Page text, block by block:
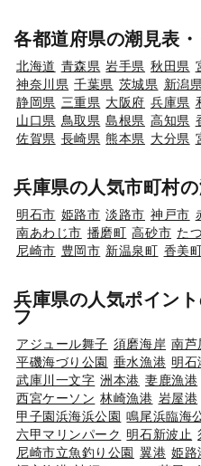
各都道府県の潮見表
北海道 青森県 岩手県 秋田県
神奈川県 千葉県 茨城県 新潟県
静岡県 三重県 大阪府 兵庫県
山口県 鳥取県 島根県 高知県
佐賀県 長崎県 熊本県 大分県
兵庫県の人気市町村
明石市 姫路市 淡路市 神戸市
南あわじ市 播磨町 高砂市 た
尼崎市 豊岡市 新温泉町 香美
兵庫県の人気ポイン
フ
アジュール舞子 須磨海岸 南芦
平磯海づり公園 垂水漁港 明石
武庫川一文字 洲本港 妻鹿漁港
西宮ケーソン 林崎漁港 岩屋港
甲子園浜海浜公園 鳴尾浜臨海
六甲マリンパーク 明石新波止
尼崎市立魚釣り公園 翼港 姫路